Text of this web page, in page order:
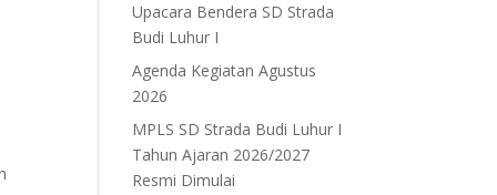
Upacara Bendera SD Strada
Budi Luhur I
Agenda Kegiatan Agustus
2026
MPLS SD Strada Budi Luhur I
Tahun Ajaran 2026/2027
Resmi Dimulai